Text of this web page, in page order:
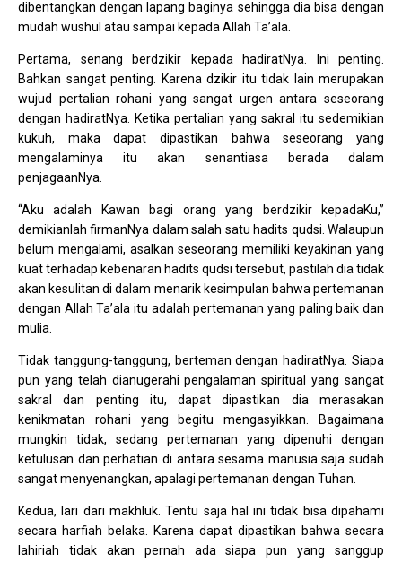
dibentangkan dengan lapang baginya sehingga dia bisa dengan
mudah wushul atau sampai kepada Allah Ta’ala.
Pertama, senang berdzikir kepada hadiratNya. Ini penting.
Bahkan sangat penting. Karena dzikir itu tidak lain merupakan
wujud pertalian rohani yang sangat urgen antara seseorang
dengan hadiratNya. Ketika pertalian yang sakral itu sedemikian
kukuh, maka dapat dipastikan bahwa seseorang yang
mengalaminya itu akan senantiasa berada dalam
penjagaanNya.
“Aku adalah Kawan bagi orang yang berdzikir kepadaKu,”
demikianlah firmanNya dalam salah satu hadits qudsi. Walaupun
belum mengalami, asalkan seseorang memiliki keyakinan yang
kuat terhadap kebenaran hadits qudsi tersebut, pastilah dia tidak
akan kesulitan di dalam menarik kesimpulan bahwa pertemanan
dengan Allah Ta’ala itu adalah pertemanan yang paling baik dan
mulia.
Tidak tanggung-tanggung, berteman dengan hadiratNya. Siapa
pun yang telah dianugerahi pengalaman spiritual yang sangat
sakral dan penting itu, dapat dipastikan dia merasakan
kenikmatan rohani yang begitu mengasyikkan. Bagaimana
mungkin tidak, sedang pertemanan yang dipenuhi dengan
ketulusan dan perhatian di antara sesama manusia saja sudah
sangat menyenangkan, apalagi pertemanan dengan Tuhan.
Kedua, lari dari makhluk. Tentu saja hal ini tidak bisa dipahami
secara harfiah belaka. Karena dapat dipastikan bahwa secara
lahiriah tidak akan pernah ada siapa pun yang sanggup